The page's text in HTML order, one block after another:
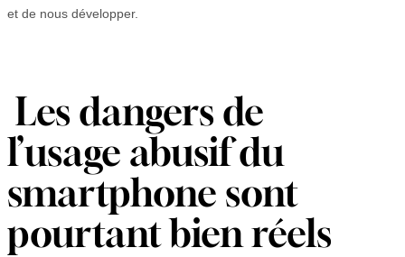
et de nous développer.
Les dangers de
l’usage abusif du
smartphone sont
pourtant bien réels